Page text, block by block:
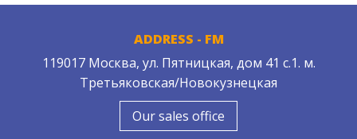
ADDRESS - FM
119017 Москва, ул. Пятницкая, дом 41 с.1. м.
Третьяковская/Новокузнецкая
Our sales office